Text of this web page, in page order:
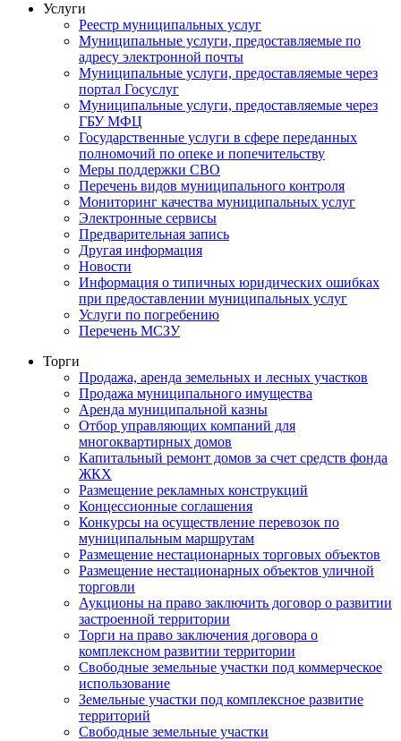
Услуги
Реестр муниципальных услуг
Муниципальные услуги, предоставляемые по
адресу электронной почты
Муниципальные услуги, предоставляемые через
портал Госуслуг
Муниципальные услуги, предоставляемые через
ГБУ МФЦ
Государственные услуги в сфере переданных
полномочий по опеке и попечительству
Меры поддержки СВО
Перечень видов муниципального контроля
Мониторинг качества муниципальных услуг
Электронные сервисы
Предварительная запись
Другая информация
Новости
Информация о типичных юридических ошибках
при предоставлении муниципальных услуг
Услуги по погребению
Перечень МСЗУ
Торги
Продажа, аренда земельных и лесных участков
Продажа муниципального имущества
Аренда муниципальной казны
Отбор управляющих компаний для
многоквартирных домов
Капитальный ремонт домов за счет средств фонда
ЖКХ
Размещение рекламных конструкций
Концессионные соглашения
Конкурсы на осуществление перевозок по
муниципальным маршрутам
Размещение нестационарных торговых объектов
Размещение нестационарных объектов уличной
торговли
Аукционы на право заключить договор о развитии
застроенной территории
Торги на право заключения договора о
комплексном развитии территории
Свободные земельные участки под коммерческое
использование
Земельные участки под комплексное развитие
территорий
Свободные земельные участки